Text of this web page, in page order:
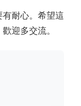
耐心。希望這
迎多交流。